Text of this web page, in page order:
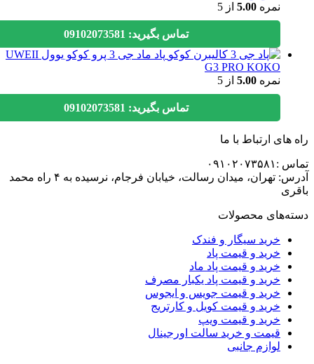
نمره5.00 از 5
تماس بگیرید: 09102073581
پاد ماد جی 3 پرو کوکو یوول UWEII
G3 PRO KOKO
نمره5.00 از 5
تماس بگیرید: 09102073581
ارتباط با ما
آدرس: تهران، میدان رسالت، خیابان فرجام، نرسیده به ۴ راه محمد
محصولات
خرید سیگار و فندک
خرید و قیمت پاد
خرید و قیمت پاد ماد
خرید و قیمت پاد یکبار مصرف
خرید و قیمت جویس و ایجوس
خرید و قیمت کویل و کارتریج
خرید و قیمت ویپ
قیمت و خرید سالت اورجینال
لوازم جانبی